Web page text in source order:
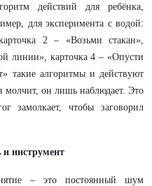
действий для ребёнка,
для эксперимента с водой:
2 – «Возьми стакан»,
линии», карточка 4 – «Опусти
такие алгоритмы и действуют
молчит, он лишь наблюдает. Это
замолкает, чтобы заговорил
инструмент
– это постоянный шум